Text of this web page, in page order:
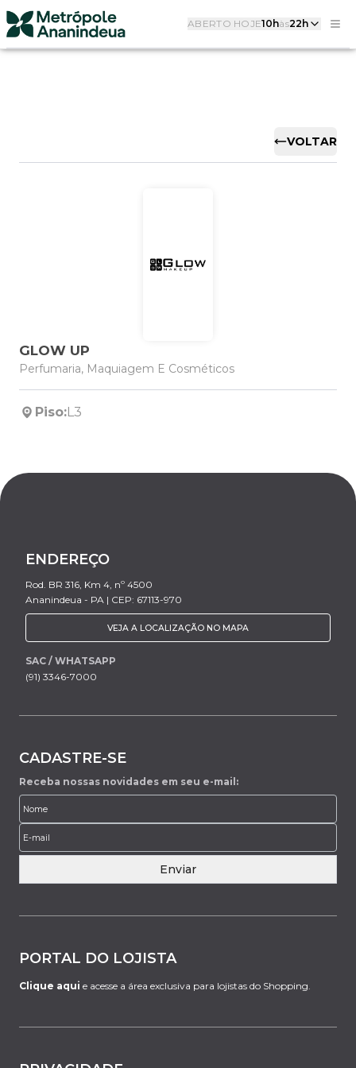
ABERTO HOJE10hàs22h
VOLTAR
GLOW UP
Perfumaria, Maquiagem E Cosméticos
Piso:L3
ENDEREÇO
Rod. BR 316, Km 4, nº 4500
Ananindeua - PA | CEP: 67113-970
VEJA A LOCALIZAÇÃO NO MAPA
SAC / WHATSAPP
(91) 3346-7000
CADASTRE-SE
Receba nossas novidades em seu e-mail:
Enviar
PORTAL DO LOJISTA
Clique aqui e acesse a área exclusiva para lojistas do Shopping.